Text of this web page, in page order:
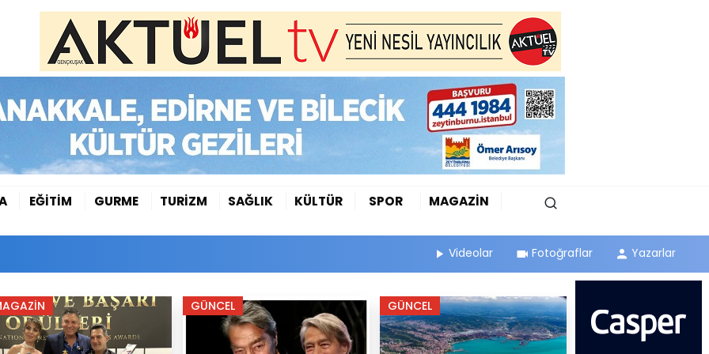
EĞİTİM GURME TURİZM SAĞLIK KÜLTÜR SPOR
MAGAZİN
Videolar Fotoğraflar Yazarlar
GÜNCEL GÜNCEL